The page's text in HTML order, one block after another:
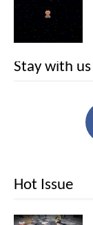
Stay with us
Hot Issue